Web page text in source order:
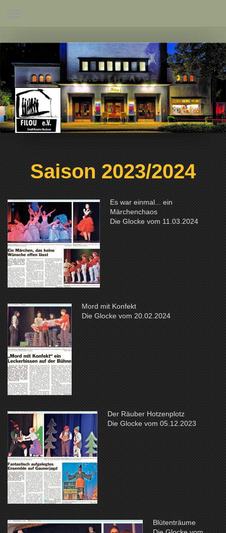
Saison 2023/2024
Es war einmal... ein
Märchenchaos
Die Glocke vom 11.03.2024
Mord mit Konfekt
Die Glocke vom 20.02.2024
Der Räuber Hotzenplotz
Die Glocke vom 05.12.2023
Blütenträume